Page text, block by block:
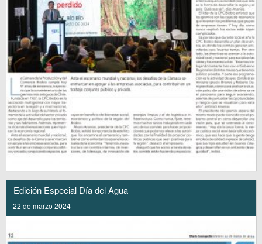
Edición Especial Día del Agua
22 de marzo 2024